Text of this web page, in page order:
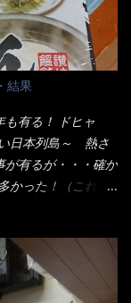
し＞注文は、裏注
は、理解出来ない
、行くのが店への
げうどん得を湯ナ
はキョトンとし
） すると茹で方
ンを向こうへやっ
れて出して来まし
年後半1回目のサ
しか食べていない
の得サイズの木
サイズに、満々
結果
有る！ ドヒャ
日本列島～ 熱さ
が有るが・・・確か
かった！（これは
る方への＜ご挨
れてしまってい
は無い！（キッ